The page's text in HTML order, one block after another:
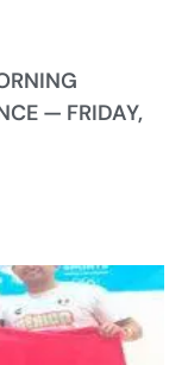
— FRIDAY,